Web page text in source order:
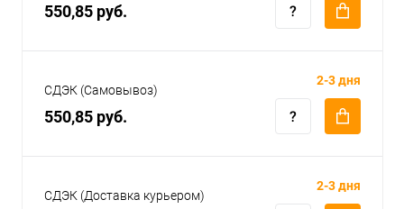
550,85 руб.
СДЭК (Самовывоз)
550,85 руб.
2-3 дня
СДЭК (Доставка курьером)
2-3 дня